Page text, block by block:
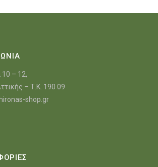
10 – 12,
– Τ.Κ. 190 09
shop.gr